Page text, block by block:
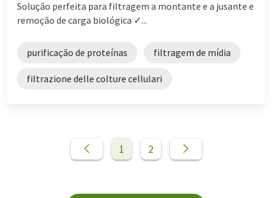
Solução perfeita para filtragem a montante e a jusante e
remoção de carga biológica ✓...
purificação de proteínas filtragem de mídia
filtrazione delle colture cellulari
1 2